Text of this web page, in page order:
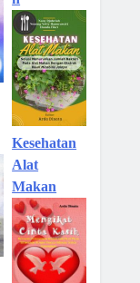
Kesehatan
Alat
Makan